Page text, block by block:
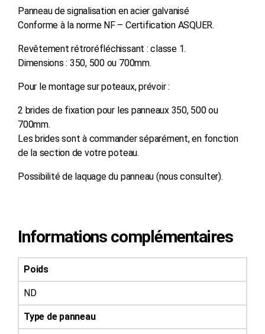
Panneau de signalisation en acier galvanisé
Conforme à la norme NF – Certification ASQUER.
Revêtement rétroréfléchissant : classe 1.
Dimensions : 350, 500 ou 700mm.
Pour le montage sur poteaux, prévoir :
2 brides de fixation pour les panneaux 350, 500 ou
700mm.
Les brides sont à commander séparément, en fonction
de la section de votre poteau.
Possibilité de laquage du panneau (nous consulter).
Informations complémentaires
Poids
ND
Type de panneau